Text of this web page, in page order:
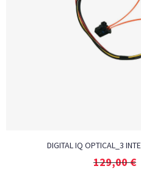
DIGITAL IQ OPTICAL_3
129,00€